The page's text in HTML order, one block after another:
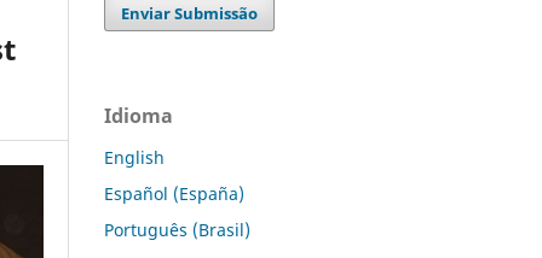
Enviar Submissão
Idioma
English
Español (España)
Português (Brasil)